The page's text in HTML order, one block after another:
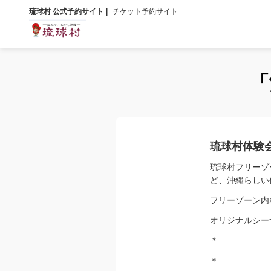
琉球村 公式予約サイト チケット予約サイト
琉球村体験
琉球村フリー
ど、沖縄らし
フリーゾーン
オリジナルシ
＊
＊